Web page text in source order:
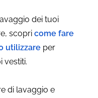
dei tuoi
scopri come fare
utilizzare per
vestiti.
di lavaggio e